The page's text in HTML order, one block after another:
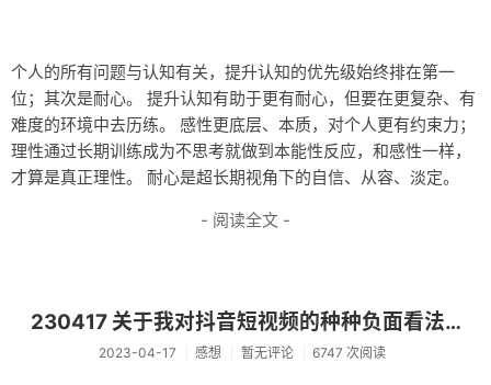
个人的所有问题与认知有关，提升认知的优先级始终排在第一
位；其次是耐心。 提升认知有助于更有耐心，但要在更复杂、有
难度的环境中去历练。 感性更底层、本质，对个人更有约束力；
理性通过长期训练成为不思考就做到本能性反应，和感性一样，
才算是真正理性。 耐心是超长期视角下的自信、从容、淡定。
- 阅读全文 -
230417 关于我对抖音短视频的种种负面看法…
2023-04-17 感想 暂无评论 6747 次阅读